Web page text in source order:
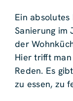
Ein
Sanierung im
der
Hier trifft
Reden. Es
zu essen, zu